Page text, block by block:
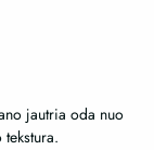
jautria oda nuo